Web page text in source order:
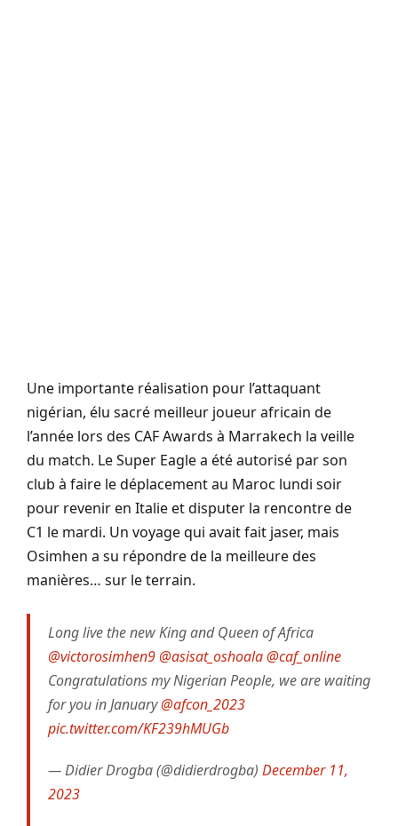
Une importante réalisation pour l’attaquant
nigérian, élu sacré meilleur joueur africain de
l’année lors des CAF Awards à Marrakech la veille
du match. Le Super Eagle a été autorisé par son
club à faire le déplacement au Maroc lundi soir
pour revenir en Italie et disputer la rencontre de
C1 le mardi. Un voyage qui avait fait jaser, mais
Osimhen a su répondre de la meilleure des
manières… sur le terrain.
Long live the new King and Queen of Africa
@victorosimhen9@asisat_oshoala@caf_online
Congratulations my Nigerian People, we are waiting
for you in January@afcon_2023
pic.twitter.com/KF239hMUGb
— Didier Drogba (@didierdrogba) December 11,
2023